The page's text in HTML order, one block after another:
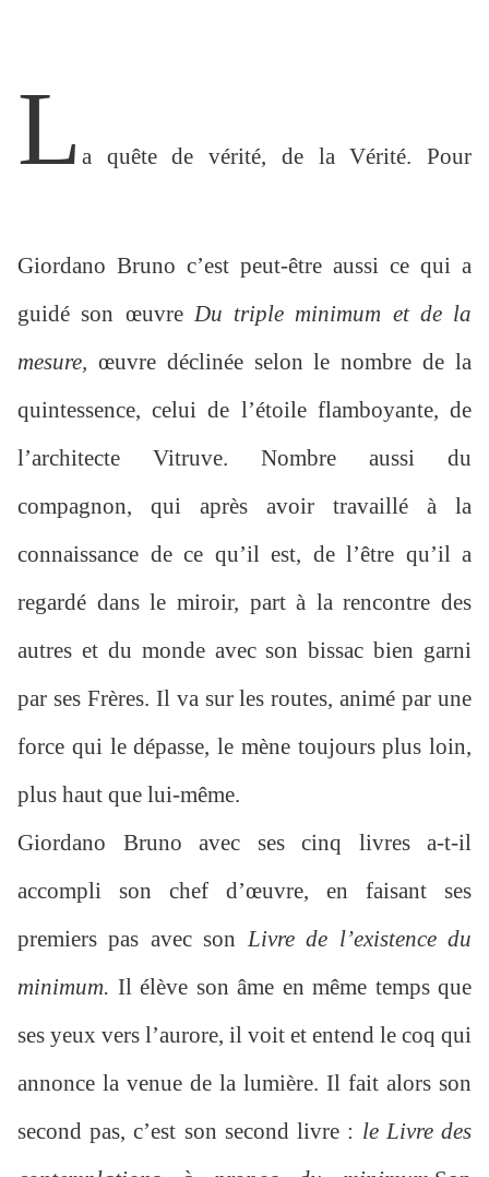
L a quête de vérité, de la Vérité. Pour
Giordano Bruno c’est peut-être aussi ce qui a
guidé son œuvre Du triple minimum et de la
mesure, œuvre déclinée selon le nombre de la
quintessence, celui de l’étoile flamboyante, de
l’architecte Vitruve. Nombre aussi du
compagnon, qui après avoir travaillé à la
connaissance de ce qu’il est, de l’être qu’il a
regardé dans le miroir, part à la rencontre des
autres et du monde avec son bissac bien garni
par ses Frères. Il va sur les routes, animé par une
force qui le dépasse, le mène toujours plus loin,
plus haut que lui-même.
Giordano Bruno avec ses cinq livres a-t-il
accompli son chef d’œuvre, en faisant ses
premiers pas avec son Livre de l’existence du
minimum. Il élève son âme en même temps que
ses yeux vers l’aurore, il voit et entend le coq qui
annonce la venue de la lumière. Il fait alors son
second pas, c’est son second livre : le Livre des